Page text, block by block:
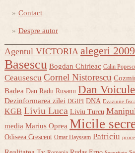
Contact
Despre autor
Agentul VICTORIA alegeri 2009
Basescu Bogdan Chirieac Calin
Ceausescu Cornel Nistorescu
Badea Dan Radu Rusanu Dan
Dezinformarea zilei DGIPI DNA Evaziune
KGB Liviu Luca Liviu Turcu
media Marius Oprea Micile
Odiseea Crescent Omar Hayssam Patriciu